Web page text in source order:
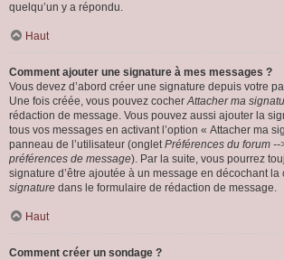
quelqu’un y a répondu.
Haut
Comment ajouter une signature à mes messages ?
Vous devez d’abord créer une signature depuis votre
Une fois créée, vous pouvez cocherAttacher ma
rédaction de message. Vous pouvez aussi ajouter la
tous vos messages en activant l’option « Attacher ma
panneau de l’utilisateur (ongletPréférences du forum --
préférences de message). Par la suite, vous pourrez
signature d’être ajoutée à un message en décochant
signature dans le formulaire de rédaction de message.
Haut
Comment créer un sondage ?